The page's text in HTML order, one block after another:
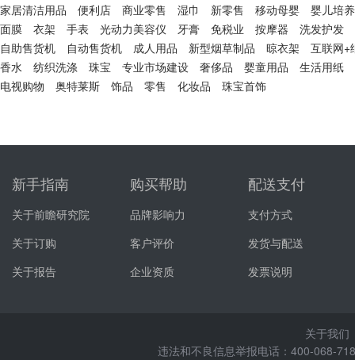
家居清洁用品
便利店 商业零售 湿巾 新零售 移动母婴
婴儿培
面膜
衣架 手表 光动力美容仪 牙膏 免税业 按摩器
洗发护发
自助售货机
自动售货机 成人用品 新型烟草制品 晾衣架
互联网+
香水
纺织洗涤 珠宝 专业市场建设 奢侈品 婴童用品
生活用纸
电视购物
奥特莱斯 饰品 零售 化妆品 珠宝首饰
新手指南
关于前瞻研究院
关于订购
关于报告
购买帮助
品牌影响力
客户评价
企业资质
配送支付
支付方式
发货与配送
发票说明
关于我们
违法和不良信息举报电话：400-068-